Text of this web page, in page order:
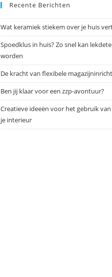
Recente Berichten
Wat keramiek stiekem over je huis
Spoedklus in huis? Zo snel kan
worden
De kracht van flexibele
Ben jij klaar voor een zzp-avontuur?
Creatieve ideeën voor het gebruik
je interieur